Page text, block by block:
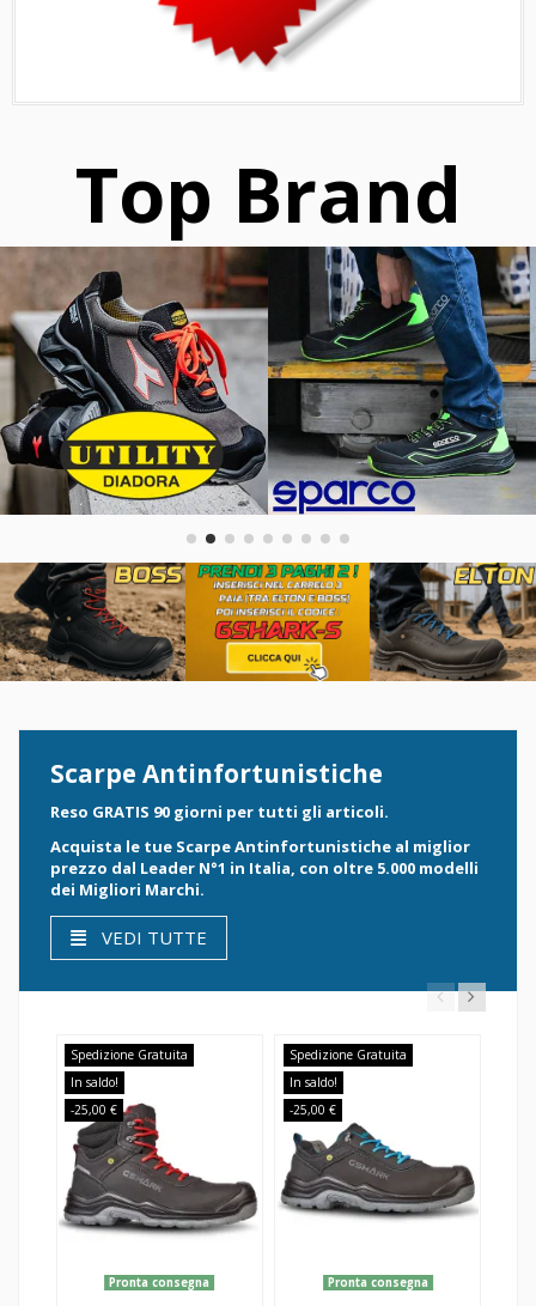
Top Brand
Scarpe Antinfortunistiche
Reso GRATIS 90 giorni per tutti gli articoli.
Acquista le tue Scarpe Antinfortunistiche al miglior
prezzo dal Leader N°1 in Italia, con oltre 5.000 modelli
dei Migliori Marchi.
VEDI TUTTE
Spedizione Gratuita
In saldo!
-25,00 €
Pronta consegna
Spedizione Gratuita
In saldo!
-25,00 €
Pronta consegna